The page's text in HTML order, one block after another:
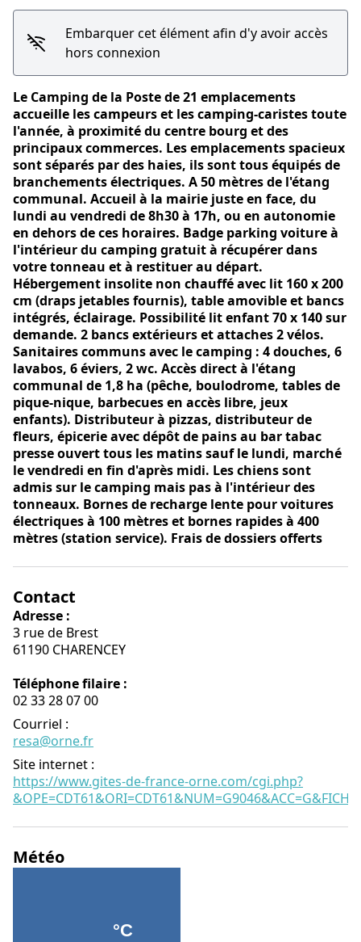
Embarquer cet élément afin d'y avoir accès
hors connexion
Le Camping de la Poste de 21 emplacements
accueille les campeurs et les camping-caristes toute
l'année, à proximité du centre bourg et des
principaux commerces. Les emplacements spacieux
sont séparés par des haies, ils sont tous équipés de
branchements électriques. A 50 mètres de l'étang
communal. Accueil à la mairie juste en face, du
lundi au vendredi de 8h30 à 17h, ou en autonomie
en dehors de ces horaires. Badge parking voiture à
l'intérieur du camping gratuit à récupérer dans
votre tonneau et à restituer au départ.
Hébergement insolite non chauffé avec lit 160 x 200
cm (draps jetables fournis), table amovible et bancs
intégrés, éclairage. Possibilité lit enfant 70 x 140 sur
demande. 2 bancs extérieurs et attaches 2 vélos.
Sanitaires communs avec le camping : 4 douches, 6
lavabos, 6 éviers, 2 wc. Accès direct à l'étang
communal de 1,8 ha (pêche, boulodrome, tables de
pique-nique, barbecues en accès libre, jeux
enfants). Distributeur à pizzas, distributeur de
fleurs, épicerie avec dépôt de pains au bar tabac
presse ouvert tous les matins sauf le lundi, marché
le vendredi en fin d'après midi. Les chiens sont
admis sur le camping mais pas à l'intérieur des
tonneaux. Bornes de recharge lente pour voitures
électriques à 100 mètres et bornes rapides à 400
mètres (station service). Frais de dossiers offerts
Contact
Adresse :
3 rue de Brest
61190 CHARENCEY
Téléphone filaire :
02 33 28 07 00
Courriel :
resa@orne.fr
Site internet :
https://www.gites-de-france-orne.com/cgi.php?
Météo